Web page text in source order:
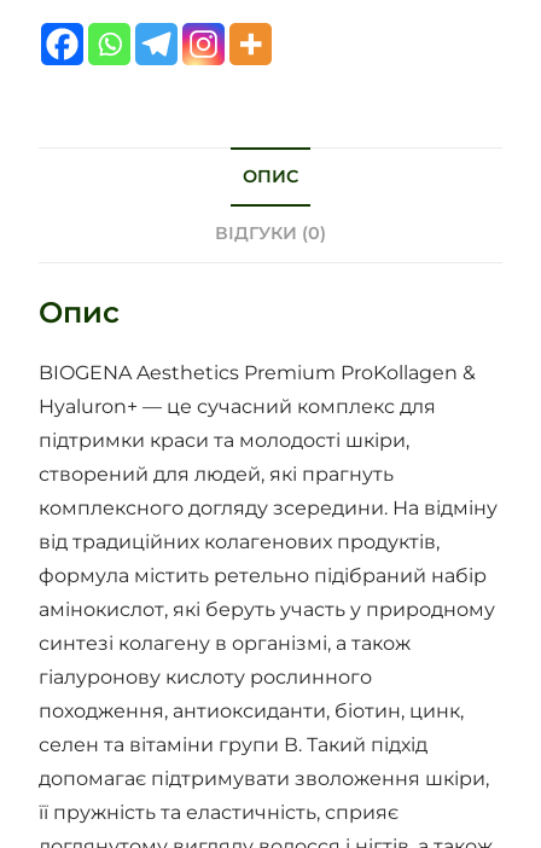
ОПИС
ВІДГУКИ (0)
Опис
BIOGENA Aesthetics Premium ProKollagen &
Hyaluron+ — це сучасний комплекс для
підтримки краси та молодості шкіри,
створений для людей, які прагнуть
комплексного догляду зсередини. На відміну
від традиційних колагенових продуктів,
формула містить ретельно підібраний набір
амінокислот, які беруть участь у природному
синтезі колагену в організмі, а також
гіалуронову кислоту рослинного
походження, антиоксиданти, біотин, цинк,
селен та вітаміни групи В. Такий підхід
допомагає підтримувати зволоження шкіри,
її пружність та еластичність, сприяє